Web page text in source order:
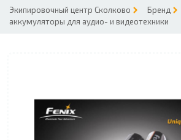
Экипировочный центр Сколково Бренд
аккумуляторы для аудио- и видеотехники